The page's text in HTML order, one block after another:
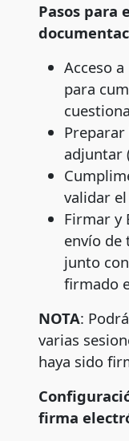
Pasos para
Acceso
para
adjuntar
validar
Firmar y
envío de
junto
firmado
NOTA:
varias
haya sido
firma